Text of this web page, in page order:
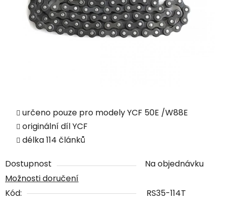
určeno pouze pro modely YCF 50E /W88E
originální díl YCF
délka 114 článků
Dostupnost
Na objednávku
Možnosti doručení
Kód:
RS35-114T